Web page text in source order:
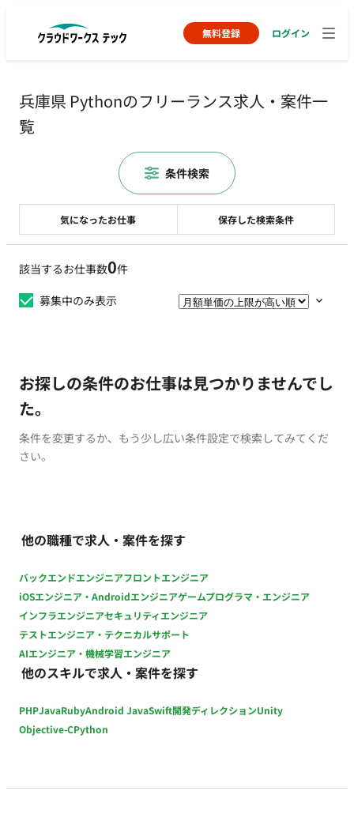
無料登録 ログイン
兵庫県 Pythonのフリーランス求人・案件一
覧
該当するお仕事数0件
募集中のみ表示
お探しの条件のお仕事は見つかりませんでし
た。
条件を変更するか、もう少し広い条件設定で検索してみてくだ
さい。
他の職種で求人・案件を探す
バックエンドエンジニアフロントエンジニア
iOSエンジニア・Androidエンジニアゲームプログラマ・エンジニア
インフラエンジニアセキュリティエンジニア
テストエンジニア・テクニカルサポート
AIエンジニア・機械学習エンジニア
他のスキルで求人・案件を探す
PHPJavaRubyAndroid JavaSwift開発ディレクションUnity
Objective-CPython
気になったお仕事 保存した検索条件
条件検索